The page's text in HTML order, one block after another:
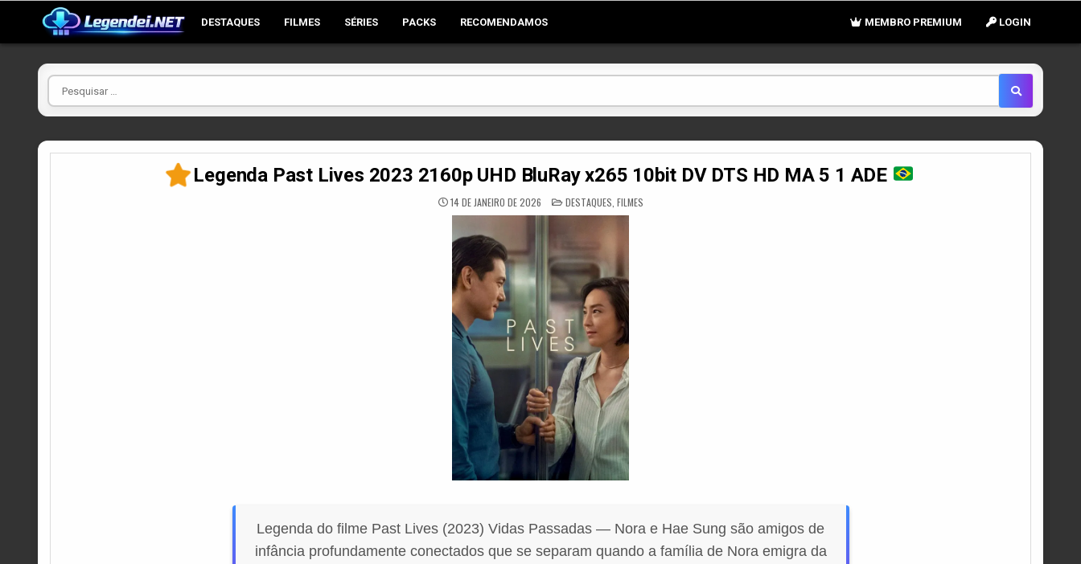
DESTAQUES FILMES SÉRIES PACKS RECOMENDAMOS LOGIN
MEMBRO PREMIUM
Pesquisar
por
Legenda Past Lives 2023 2160p UHD BluRay x265 10bit DV DTS HD MA 5 1 ADE
14 DE JANEIRO DE 2026 POSTED
IN
DESTAQUES FILMES
Legenda do filme Past Lives (2023) Vidas Passadas — Nora e Hae Sung são amigos de
infância profundamente conectados que se separam quando a família de Nora emigra da